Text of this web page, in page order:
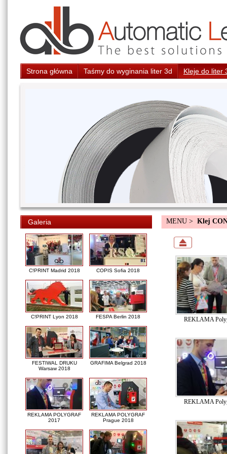
Strona główna Taśmy do wyginania liter 3d Kleje do liter
Galeria
C!PRINT Madrid 2018 COPIS Sofia 2018
C!PRINT Lyon 2018 FESPA Berlin 2018
FESTIWAL DRUKU
Warsaw 2018
GRAFIMA Belgrad 2018
REKLAMA POLYGRAF
2017
REKLAMA POLYGRAF
Prague 2018
MENU > Klej
REKLAMA
REKLAMA